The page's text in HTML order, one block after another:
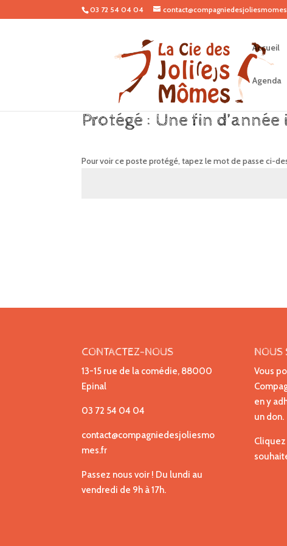
03 72 54 04 04
Accueil
Agenda
Protégé : Une fin
Pour voir ce poste protégé, tapez le mot de passe ci-
CONTACTEZ-NOUS
13-15 rue de la comédie, 88000
Epinal
03 72 54 04 04
contact@compagniedesjoliesmo
mes.fr
Passez nous voir ! Du lundi au
vendredi de 9h à 17h.
NOUS
Vous
en y
un don.
Cliquez